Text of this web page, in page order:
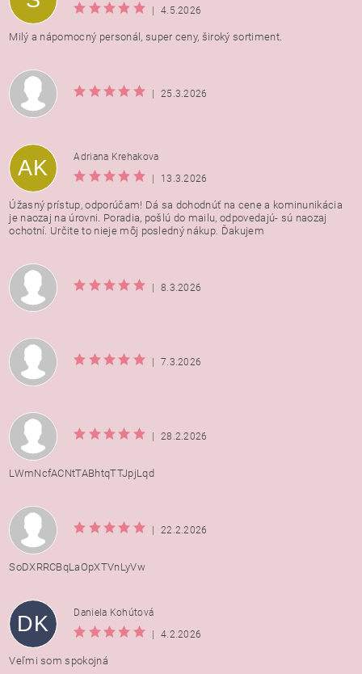
|
4.5.2026
Milý a nápomocný personál, super ceny, široký sortiment.
| 25.3.2026
AK
Adriana Krehakova
|
13.3.2026
Úžasný prístup, odporúčam! Dá sa dohodnúť na cene a kominunikácia
je naozaj na úrovni. Poradia, pošlú do mailu, odpovedajú- sú naozaj
ochotní. Určite to nieje môj posledný nákup. Ďakujem
| 8.3.2026
| 7.3.2026
| 28.2.2026
LWmNcfACNtTABhtqTTJpjLqd
| 22.2.2026
SoDXRRCBqLaOpXTVnLyVw
DK
Daniela Kohútová
|
4.2.2026
Veľmi som spokojná